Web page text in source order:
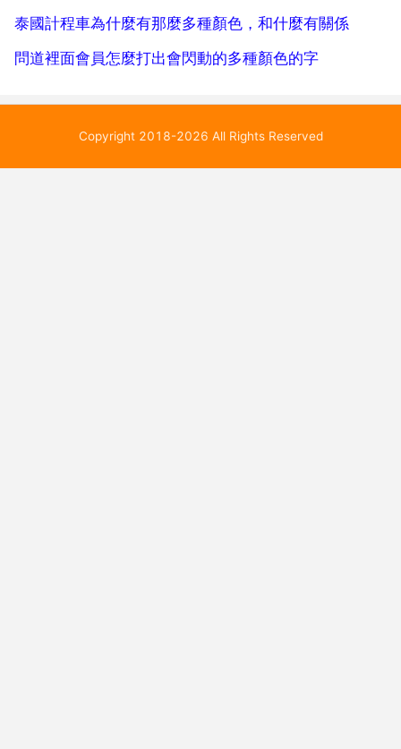
泰國計程車為什麼有那麼多種顏色，和什麼有關係
問道裡面會員怎麼打出會閃動的多種顏色的字
Copyright 2018-2026 All Rights Reserved